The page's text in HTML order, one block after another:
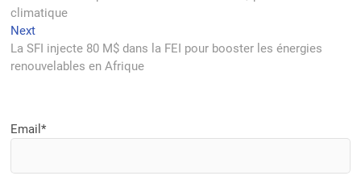
l’article
climatique
NextNext
post:
La SFI injecte 80 M$ dans la FEI pour booster les énergies
renouvelables en Afrique
Email*